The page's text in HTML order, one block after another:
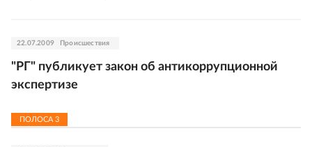
22.07.2009 Происшествия
"РГ" публикует закон об антикоррупционной
экспертизе
ПОЛОСА 3